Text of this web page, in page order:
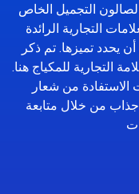
التجميل الخاص
التجارية الرائدة
يحدد تميزها. تم ذكر
التجارية للمكياج هنا.
من شعار
جذاب من خلال متابعة